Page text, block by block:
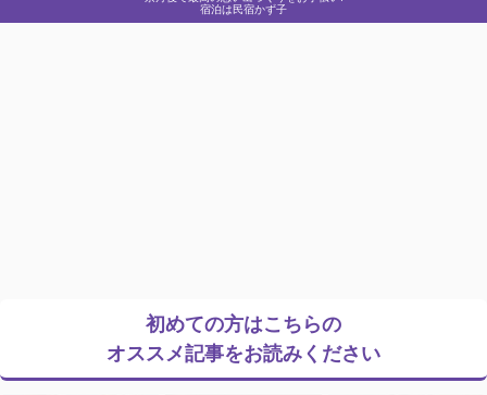
宿泊は民宿かず子
初めての方はこちらの
オススメ記事をお読みください